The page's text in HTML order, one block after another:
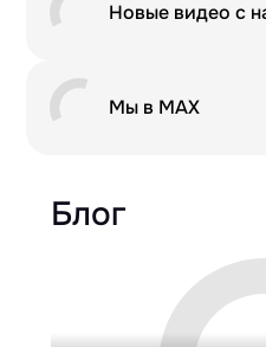
Новые видео с
Мы в MAX
Блог